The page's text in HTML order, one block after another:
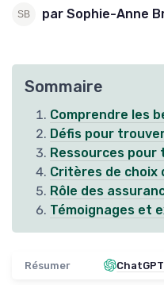
par Sophie-Anne
Sommaire
Comprendre les
Défis pour
Ressources pour
Critères de choix
Rôle des
Témoignages et
Résumer ChatGPT